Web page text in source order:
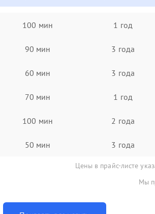
100 мин 1 год
90 мин 3 года
60 мин 3 года
70 мин 1 год
100 мин 2 года
50 мин 3 года
Цены в прайс-листе
Мы